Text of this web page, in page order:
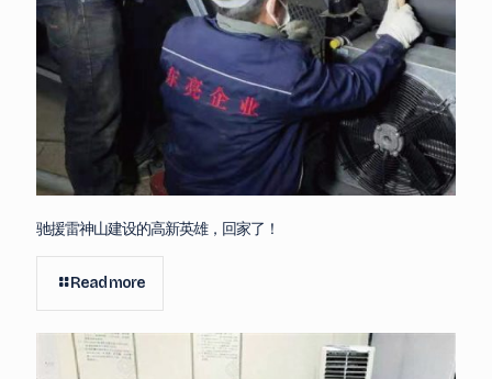
驰援雷神山建设的高新英雄，回家了！
Read more